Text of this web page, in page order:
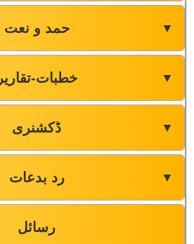
حمد و نعت ▼
خطبات-تقاریر ▼
ڈکشنری ▼
رد بدعات ▼
رسائل